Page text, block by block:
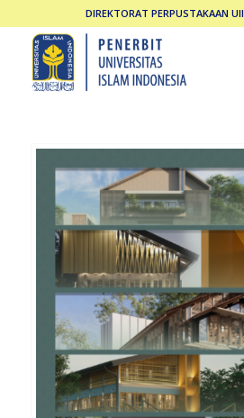
DIREKTORAT PERPUSTAKAAN UII